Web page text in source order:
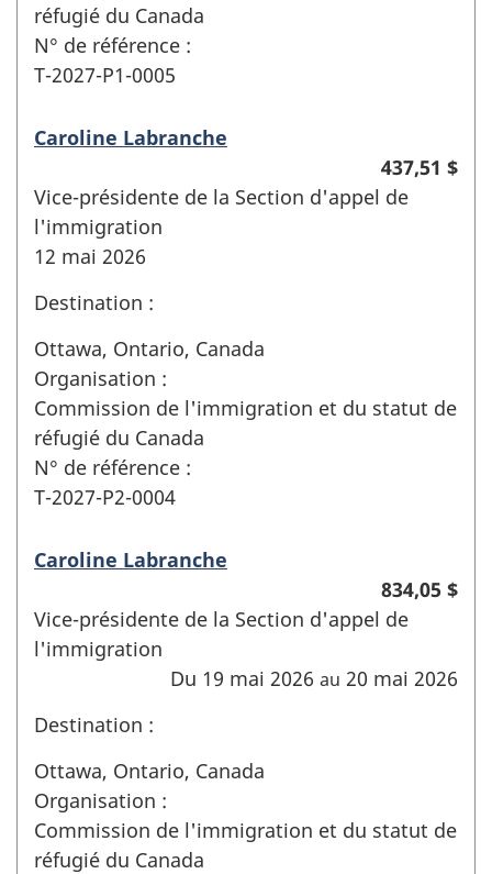
réfugié du Canada
N° de référence :
T-2027-P1-0005
Caroline Labranche
437,51 $
Vice-présidente de la Section d'appel de
l'immigration
12 mai 2026
Destination :
Ottawa, Ontario, Canada
Organisation :
Commission de l'immigration et du statut de
réfugié du Canada
N° de référence :
T-2027-P2-0004
Caroline Labranche
834,05 $
Vice-présidente de la Section d'appel de
l'immigration
Du 19 mai 2026 au 20 mai 2026
Destination :
Ottawa, Ontario, Canada
Organisation :
Commission de l'immigration et du statut de
réfugié du Canada